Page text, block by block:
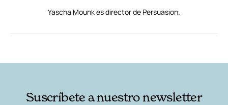
Yascha Mounk es director de Persuasion.
Suscríbete a nuestro newsletter